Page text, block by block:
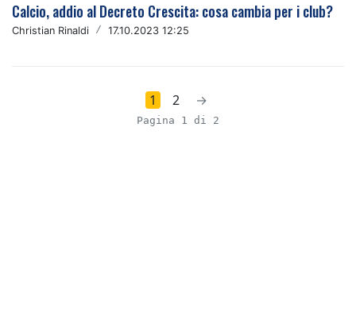
Calcio, addio al Decreto Crescita: cosa cambia per i club?
Christian Rinaldi / 17.10.2023 12:25
1 2 →
Pagina 1 di 2